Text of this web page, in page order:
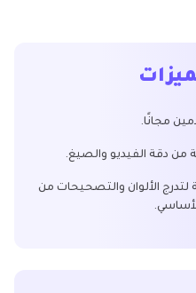
مجانًا.
دقة الفيديو والصيغ.
لتدرج الألوان والتصحيحات من